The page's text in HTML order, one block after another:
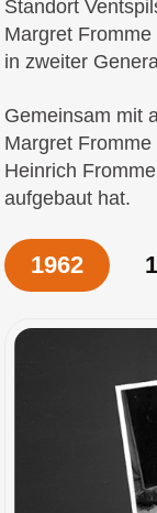
Standort
Margret
in zweiter
Gemeinsam mit
Margret
Heinrich
aufgebaut hat.
1962